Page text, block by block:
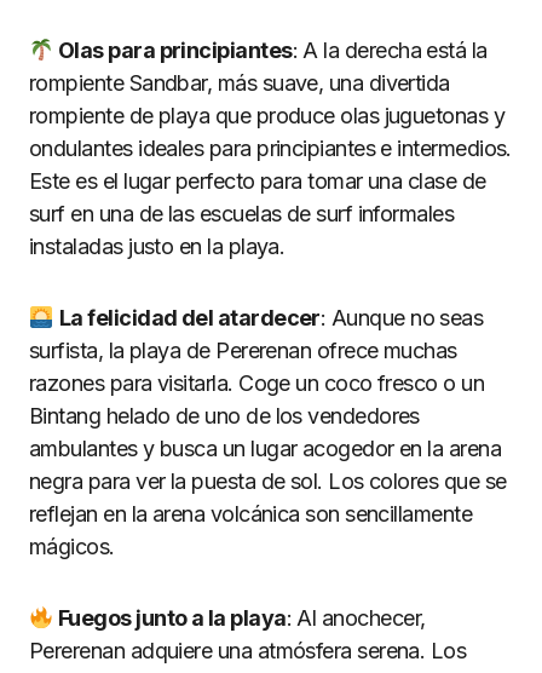
Olas para principiantes: A la derecha está la
rompiente Sandbar, más suave, una divertida
rompiente de playa que produce olas juguetonas y
ondulantes ideales para principiantes e intermedios.
Este es el lugar perfecto para tomar una clase de
surf en una de las escuelas de surf informales
instaladas justo en la playa.
La felicidad del atardecer: Aunque no seas
surfista, la playa de Pererenan ofrece muchas
razones para visitarla. Coge un coco fresco o un
Bintang helado de uno de los vendedores
ambulantes y busca un lugar acogedor en la arena
negra para ver la puesta de sol. Los colores que se
reflejan en la arena volcánica son sencillamente
mágicos.
Fuegos junto a la playa: Al anochecer,
Pererenan adquiere una atmósfera serena. Los